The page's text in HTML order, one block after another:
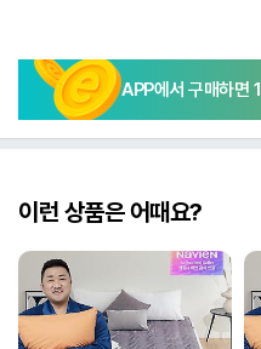
APP에서 구매하면 1
이런 상품은 어때요?